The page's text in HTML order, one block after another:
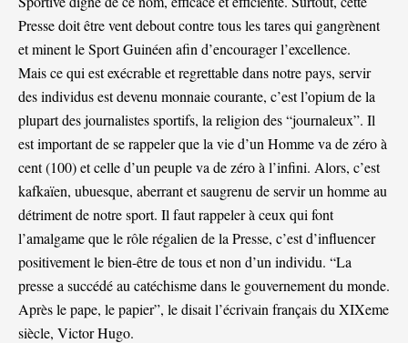
Presse doit être vent debout contre tous les tares qui gangrènent
et minent le Sport Guinéen afin d’encourager l’excellence.
Mais ce qui est exécrable et regrettable dans notre pays, servir
des individus est devenu monnaie courante, c’est l’opium de la
plupart des journalistes sportifs, la religion des “journaleux”. Il
est important de se rappeler que la vie d’un Homme va de zéro à
cent (100) et celle d’un peuple va de zéro à l’infini. Alors, c’est
kafkaïen, ubuesque, aberrant et saugrenu de servir un homme au
détriment de notre sport. Il faut rappeler à ceux qui font
l’amalgame que le rôle régalien de la Presse, c’est d’influencer
positivement le bien-être de tous et non d’un individu. “La
presse a succédé au catéchisme dans le gouvernement du monde.
Après le pape, le papier”, le disait l’écrivain français du XIXeme
siècle, Victor Hugo.